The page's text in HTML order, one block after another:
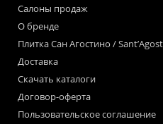
Салоны продаж
О бренде
Плитка Сан Агостино /
Доставка
Скачать каталоги
Договор-оферта
Пользовательское соглашение